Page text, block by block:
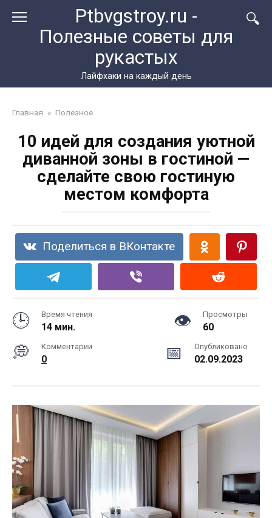
Ptbvgstroy.ru -
Полезные советы для
рукастых
Лайфхаки на каждый день
Главная » Полезное
10 идей для создания уютной
диванной зоны в гостиной —
сделайте свою гостиную
местом комфорта
Поделиться в ВКонтакте
Время чтения
14 мин.
Просмотры
60
Комментарии
0
Опубликовано
02.09.2023